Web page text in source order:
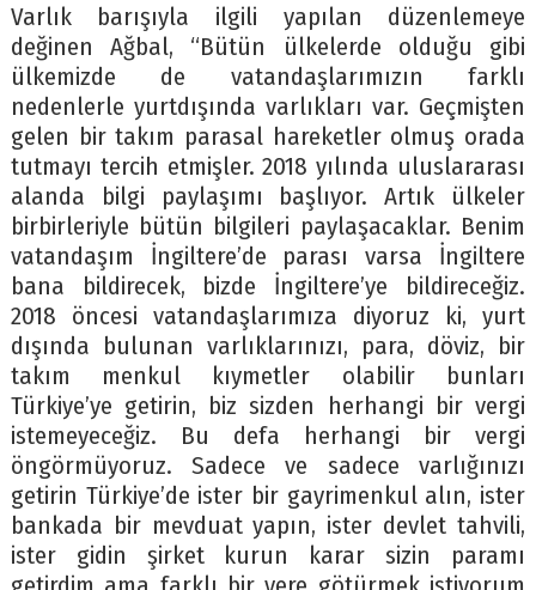
Varlık barışıyla ilgili yapılan düzenlemeye
değinen Ağbal, “Bütün ülkelerde olduğu gibi
ülkemizde de vatandaşlarımızın farklı
nedenlerle yurtdışında varlıkları var. Geçmişten
gelen bir takım parasal hareketler olmuş orada
tutmayı tercih etmişler. 2018 yılında uluslararası
alanda bilgi paylaşımı başlıyor. Artık ülkeler
birbirleriyle bütün bilgileri paylaşacaklar. Benim
vatandaşım İngiltere’de parası varsa İngiltere
bana bildirecek, bizde İngiltere’ye bildireceğiz.
2018 öncesi vatandaşlarımıza diyoruz ki, yurt
dışında bulunan varlıklarınızı, para, döviz, bir
takım menkul kıymetler olabilir bunları
Türkiye’ye getirin, biz sizden herhangi bir vergi
istemeyeceğiz. Bu defa herhangi bir vergi
öngörmüyoruz. Sadece ve sadece varlığınızı
getirin Türkiye’de ister bir gayrimenkul alın, ister
bankada bir mevduat yapın, ister devlet tahvili,
ister gidin şirket kurun karar sizin paramı